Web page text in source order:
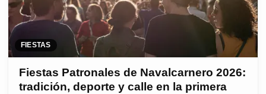
FIESTAS
Fiestas Patronales de Navalcarnero 2026:
tradición, deporte y calle en la primera